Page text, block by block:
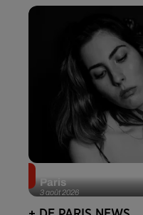
3 août 2026
Paris